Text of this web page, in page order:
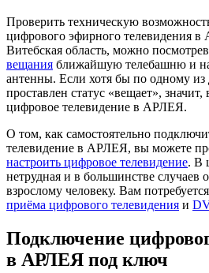
Проверить техническую
цифрового эфирного телевидения
Витебская область, можно
вещания ближайшую телебашню и
антенны. Если хотя бы по одному из
проставлен статус «вещает»,
цифровое телевидение в АРЛЕЯ.
О том, как самостоятельно
телевидение в АРЛЕЯ, вы можете
настроить цифровое телевидение. В
нетрудная и в большинстве случаев
взрослому человеку. Вам
приёма цифрового телевидения и
Подключение
в АРЛЕЯ под ключ